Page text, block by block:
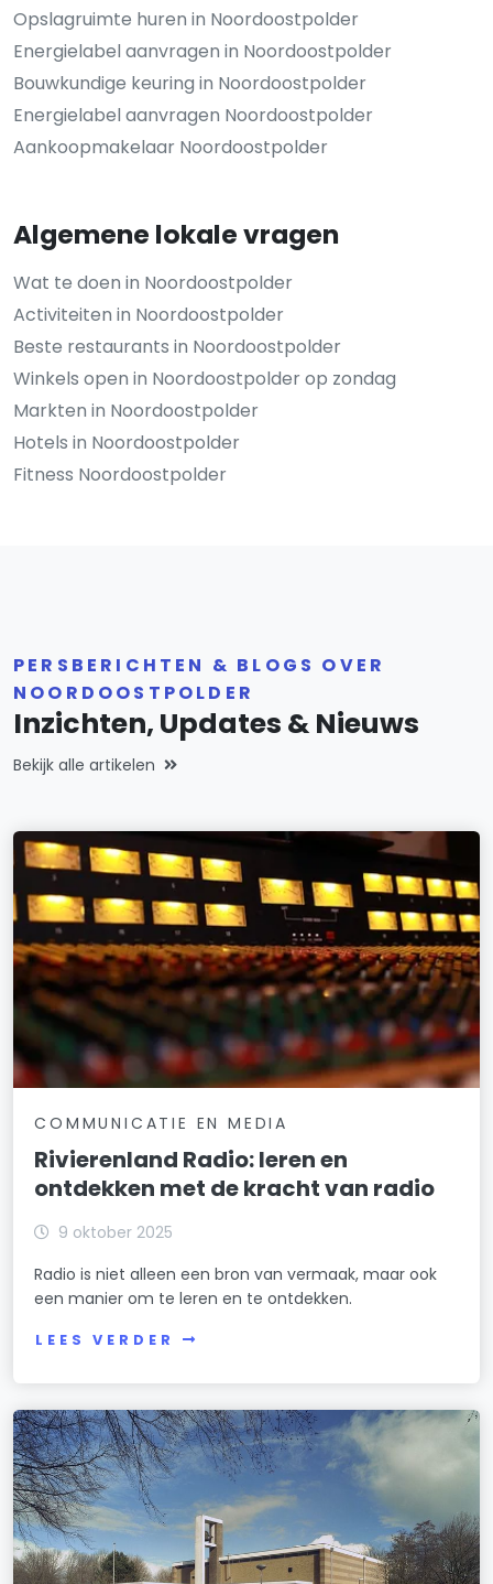
Opslagruimte huren in Noordoostpolder
Energielabel aanvragen in Noordoostpolder
Bouwkundige keuring in Noordoostpolder
Energielabel aanvragen Noordoostpolder
Aankoopmakelaar Noordoostpolder
Algemene lokale vragen
Wat te doen in Noordoostpolder
Activiteiten in Noordoostpolder
Beste restaurants in Noordoostpolder
Winkels open in Noordoostpolder op zondag
Markten in Noordoostpolder
Hotels in Noordoostpolder
Fitness Noordoostpolder
PERSBERICHTEN & BLOGS OVER
NOORDOOSTPOLDER
Inzichten, Updates & Nieuws
Bekijk alle artikelen
COMMUNICATIE EN MEDIA
Rivierenland Radio: leren en
ontdekken met de kracht van radio
9 oktober 2025
Radio is niet alleen een bron van vermaak, maar ook
een manier om te leren en te ontdekken.
LEES VERDER